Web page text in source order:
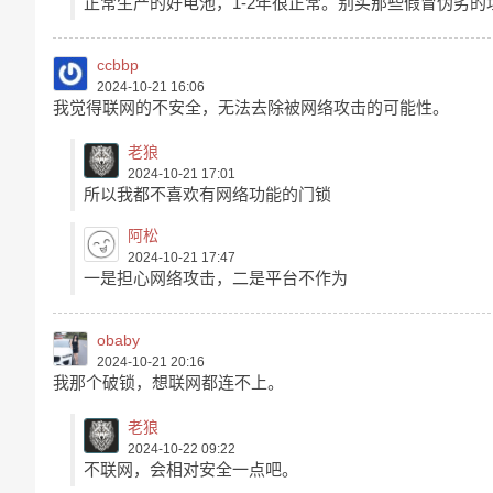
ccbbp
2024-10-21 16:06
我觉得联网的不安全，无法去除被网络攻击的可能性。
老狼
2024-10-21 17:01
所以我都不喜欢有网络功能的门锁
阿松
2024-10-21 17:47
一是担心网络攻击，二是平台不作为
obaby
2024-10-21 20:16
我那个破锁，想联网都连不上。
老狼
2024-10-22 09:22
不联网，会相对安全一点吧。